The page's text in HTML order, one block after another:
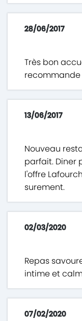
28/06/2017
Très bon
recommande
13/06/2017
Nouveau
parfait. Diner
l'offre
surement.
02/03/2020
Repas
intime et
07/02/2020